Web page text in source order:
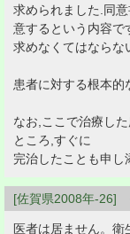
求められました.同
意するという内容で
求めなくてはならな
患者に対する根本的
なお,ここで治療し
ところ,すぐに
完治したことも申し
[佐賀県2008年-
医者は居ません。